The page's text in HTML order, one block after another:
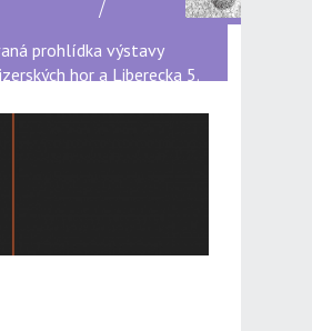
prohlídka výstavy
hor a Liberecka 5.